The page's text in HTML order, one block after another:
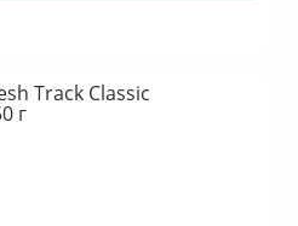
Track Classic
г